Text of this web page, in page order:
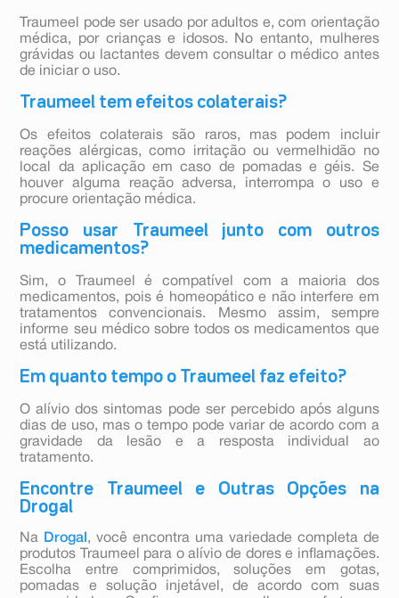
Traumeel pode ser usado por adultos e, com orientação
médica, por crianças e idosos. No entanto, mulheres
grávidas ou lactantes devem consultar o médico antes
de iniciar o uso.
Traumeel tem efeitos colaterais?
Os efeitos colaterais são raros, mas podem incluir
reações alérgicas, como irritação ou vermelhidão no
local da aplicação em caso de pomadas e géis. Se
houver alguma reação adversa, interrompa o uso e
procure orientação médica.
Posso usar Traumeel junto com outros
medicamentos?
Sim, o Traumeel é compatível com a maioria dos
medicamentos, pois é homeopático e não interfere em
tratamentos convencionais. Mesmo assim, sempre
informe seu médico sobre todos os medicamentos que
está utilizando.
Em quanto tempo o Traumeel faz efeito?
O alívio dos sintomas pode ser percebido após alguns
dias de uso, mas o tempo pode variar de acordo com a
gravidade da lesão e a resposta individual ao
tratamento.
Encontre Traumeel e Outras Opções na
Drogal
Na Drogal , você encontra uma variedade completa de
produtos Traumeel para o alívio de dores e inflamações.
Escolha entre comprimidos, soluções em gotas,
pomadas e solução injetável, de acordo com suas